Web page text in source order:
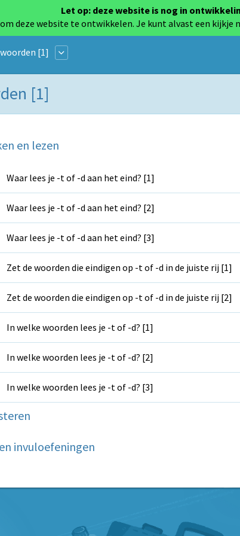
Let op: deze website is nog in
deze website te ontwikkelen. Je kunt alvast een kijkje
[1]
[1]
en lezen
Waar lees je -t of -d aan het eind? [1]
Waar lees je -t of -d aan het eind? [2]
Waar lees je -t of -d aan het eind? [3]
Zet de woorden die eindigen op -t of -d in de juiste rij [1]
Zet de woorden die eindigen op -t of -d in de juiste rij [2]
In welke woorden lees je -t of -d? [1]
In welke woorden lees je -t of -d? [2]
In welke woorden lees je -t of -d? [3]
invuloefeningen